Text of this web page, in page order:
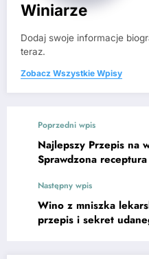
Winiarze
Dodaj swoje informacje
teraz.
Zobacz Wszystkie Wpisy
Poprzedni wpis
Najlepszy Przepis na
Sprawdzona
Następny wpis
Wino z mniszka
przepis i sekret